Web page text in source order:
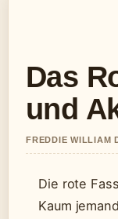
Das
und
FREDDIE WILLIAM
Die rote
Kaum